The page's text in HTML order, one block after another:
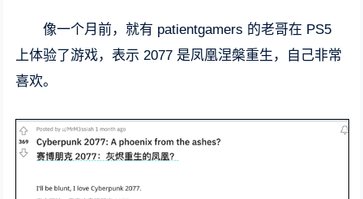
像一个月前，就有 patientgamers 的老哥在 PS5
上体验了游戏，表示 2077 是凤凰涅槃重生，自己非常
喜欢。